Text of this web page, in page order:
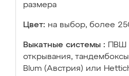
размера
Цвет: на выбор, более
Выкатные системы :
ПВШ
открывания, тандембоксы
Blum (Австрия) или